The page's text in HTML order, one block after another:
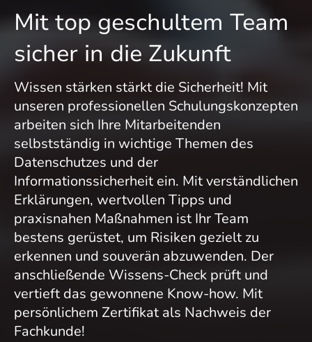
Mit top geschultem Team
sicher in die Zukunft
Wissen stärken stärkt die Sicherheit! Mit
unseren professionellen Schulungskonzepten
arbeiten sich Ihre Mitarbeitenden
selbstständig in wichtige Themen des
Datenschutzes und der
Informationssicherheit ein. Mit verständlichen
Erklärungen, wertvollen Tipps und
praxisnahen Maßnahmen ist Ihr Team
bestens gerüstet, um Risiken gezielt zu
erkennen und souverän abzuwenden. Der
anschließende Wissens-Check prüft und
vertieft das gewonnene Know-how. Mit
persönlichem Zertifikat als Nachweis der
Fachkunde!